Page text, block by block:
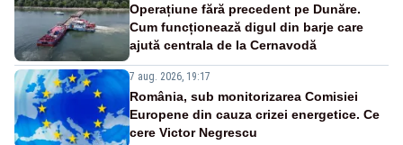
Operațiune fără precedent pe Dunăre.
Cum funcționează digul din barje care
ajută centrala de la Cernavodă
7 aug. 2026, 19:17
România, sub monitorizarea Comisiei
Europene din cauza crizei energetice. Ce
cere Victor Negrescu